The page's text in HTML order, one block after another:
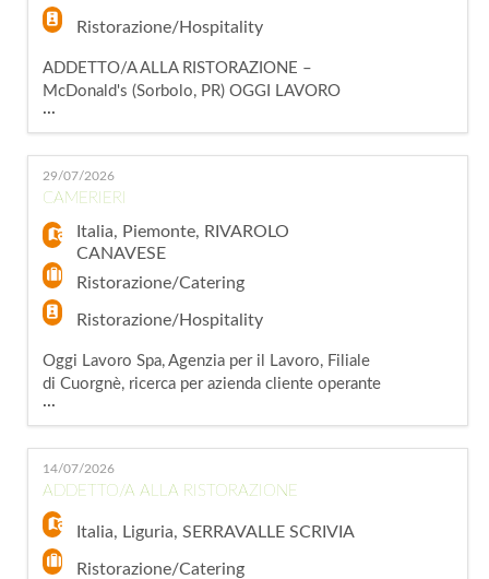
Ristorazione/Hospitality
ADDETTO/A ALLA RISTORAZIONE –
McDonald's (Sorbolo, PR) OGGI LAVORO
S.p.A., Agenzia per il Lavoro – Filiale di Reggio
Emilia, ricerca per importante azienda operante
nel settore della ristorazione un/a Addetto/a
alla Ristorazione – McDonald's. La risorsa
verrà inserita all'interno di un ambiente giovane
e dinamico e si occuperà di: - Accoglienza
...
29/07/2026
CAMERIERI
Italia, Piemonte, RIVAROLO
CANAVESE
Ristorazione/Catering
Ristorazione/Hospitality
Oggi Lavoro Spa, Agenzia per il Lavoro, Filiale
di Cuorgnè, ricerca per azienda cliente operante
nel settore della ristorazione con sede a
Rivarolo Canavese (TO) CAMERIERI. Le
risorse si occuperanno di: - Accoglienza clienti;
- Presa delle ordinazioni e servizio ai tavoli; -
Riordino e pulizia della sala. Requisiti
richiesti: - Esperienza
...
14/07/2026
ADDETTO/A ALLA RISTORAZIONE
Italia, Liguria,SERRAVALLE SCRIVIA
Ristorazione/Catering